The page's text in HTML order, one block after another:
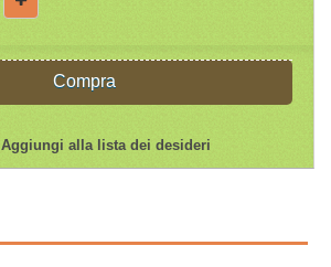
Compra
Aggiungi alla lista dei desideri